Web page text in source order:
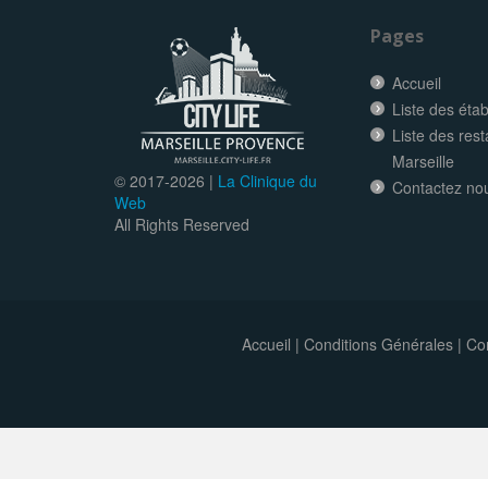
© 2017-2026 | La Clinique du
Web
All Rights Reserved
Pages
Accueil
Liste des
Liste des
Marseille
Contactez
Accueil | Conditions Générales|